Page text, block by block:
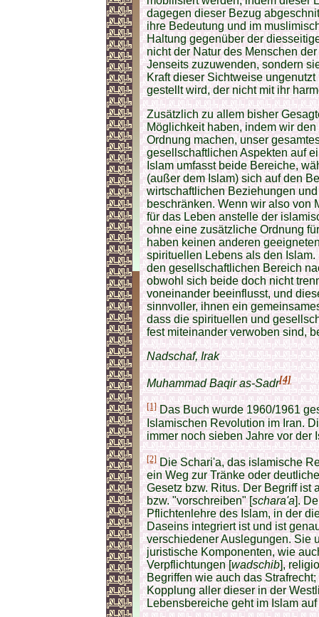
dagegen dieser Bezug
ihre Bedeutung und im
Haltung gegenüber der
nicht der Natur des Menschen
Jenseits zuzuwenden, sondern
Kraft dieser Sichtweise
gestellt wird, der nicht mit ihr
Zusätzlich zu allem bisher
Möglichkeit haben, indem wir
Ordnung machen, unser
gesellschaftlichen Aspekten auf
Islam umfasst beide Bereiche,
(außer dem Islam) sich auf den
wirtschaftlichen Beziehungen
beschränken. Wenn wir also von
für das Leben anstelle der
ohne eine zusätzliche Ordnung
haben keinen anderen
spirituellen Lebens als den
den gesellschaftlichen Bereich
obwohl sich beide doch nicht
voneinander beeinflusst, und
sinnvoller, ihnen ein
dass die spirituellen und
fest miteinander verwoben sind,
Nadschaf,
Muhammad Baqir as-Sadr[4]
[1]Das Buch wurde 1960/1961
Islamischen Revolution im Iran.
immer noch sieben Jahre vor der
[2]Die Schari'a, das islamische
ein Weg zur Tränke oder
Gesetz bzw. Ritus. Der Begriff ist
bzw. "vorschreiben" [schara'a].
Pflichtenlehre des Islam, in der
Daseins integriert ist und ist
verschiedener Auslegungen. Sie
juristische Komponenten, wie
Verpflichtungen [wadschib],
Begriffen wie auch das
Kopplung aller dieser in der
Lebensbereiche geht im Islam